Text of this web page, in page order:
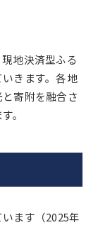
地決済型ふる
きます。各地
寄附を融合さ
。
ます（2025年